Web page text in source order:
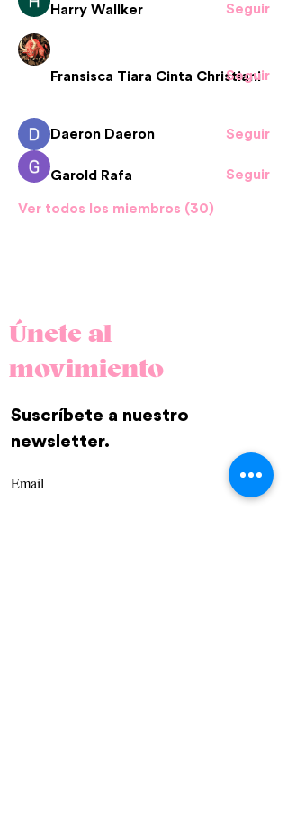
Harry Wallker Seguir
Fransisca Tiara Cinta Christiani
Seguir
Daeron Daeron Seguir
Garold Rafa Seguir
Ver todos los miembros (30)
Únete al
movimiento
Suscríbete a nuestro
newsletter.